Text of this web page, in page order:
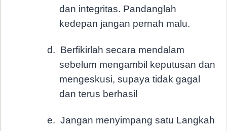
dan integritas. Pandanglah
kedepan jangan pernah malu.
d. Berfikirlah secara mendalam
sebelum mengambil keputusan dan
mengeskusi, supaya tidak gagal
dan terus berhasil
e. Jangan menyimpang satu Langkah